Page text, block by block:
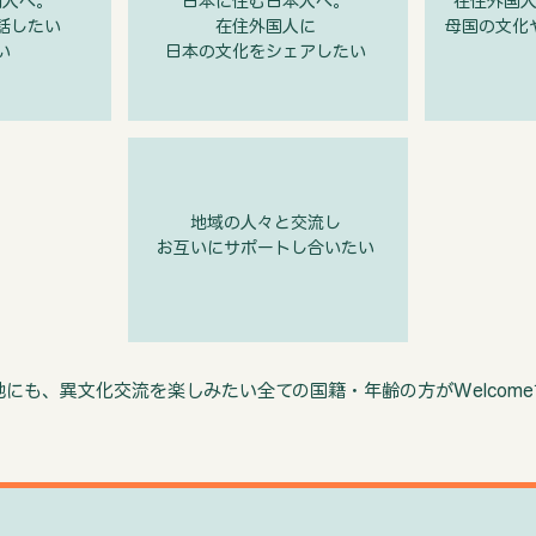
したい
在住外国人に
日本の文化をシェアしたい
母国の文化
地域の人々と交流し
​お互いにサポートし合いたい
にも、異文化交流を楽しみたい全ての国籍・年齢の方が